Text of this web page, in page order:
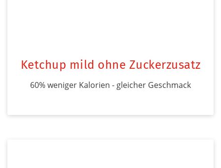
Ketchup mild ohne Zuckerzusatz
60% weniger Kalorien - gleicher Geschmack